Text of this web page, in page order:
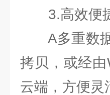
3.高效便捷
A多重数据
拷贝，或经
云端，方便灵